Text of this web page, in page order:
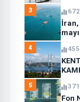
3
İran,
4
5
Fon